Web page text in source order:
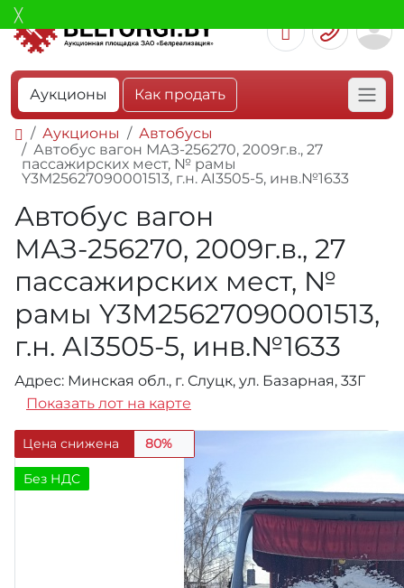
Аукционы Как продать
Аукционы
Автобусы
Автобус вагон МАЗ-256270, 2009г.в., 27
пассажирских мест, № рамы
Y3M25627090001513, г.н. AI3505-5, инв.№1633
Автобус вагон
МАЗ-256270, 2009г.в., 27
пассажирских мест, №
рамы Y3M25627090001513,
г.н. AI3505-5, инв.№1633
Адрес: Минская обл., г. Слуцк, ул. Базарная, 33Г
Показать лот на карте
Цена снижена 80%
Без НДС